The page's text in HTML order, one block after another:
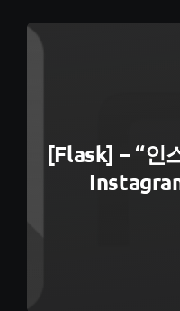
[Flask] – “인